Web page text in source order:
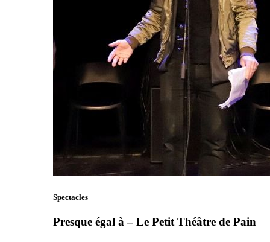
Spectacles
Presque égal à – Le Petit Théâtre de Pain